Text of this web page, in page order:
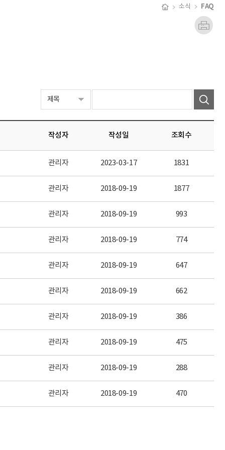
소식 FAQ
작성자 작성일 조회수
관리자 2023-03-17 1831
관리자 2018-09-19 1877
관리자 2018-09-19 993
관리자 2018-09-19 774
관리자 2018-09-19 647
관리자 2018-09-19 662
관리자 2018-09-19 386
관리자 2018-09-19 475
관리자 2018-09-19 288
관리자 2018-09-19 470